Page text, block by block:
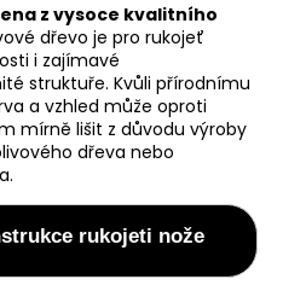
z vysoce kvalitního
dřevo je pro rukojeť
i zajímavé
struktuře. Kvůli přírodnímu
a vzhled může oproti
mírně lišit z důvodu výroby
dřeva nebo
rukojeti nože